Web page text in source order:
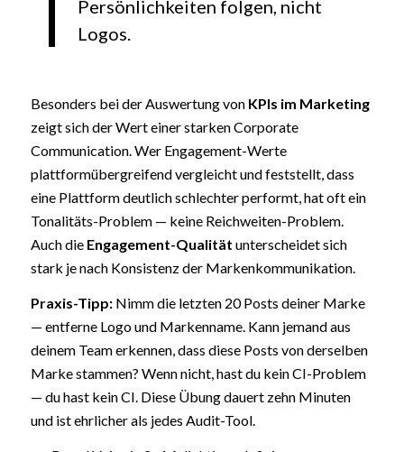
Persönlichkeiten folgen, nicht
Logos.
Besonders bei der Auswertung von KPIs im Marketing
zeigt sich der Wert einer starken Corporate
Communication. Wer Engagement-Werte
plattformübergreifend vergleicht und feststellt, dass
eine Plattform deutlich schlechter performt, hat oft ein
Tonalitäts-Problem — keine Reichweiten-Problem.
Auch die Engagement-Qualität unterscheidet sich
stark je nach Konsistenz der Markenkommunikation.
Praxis-Tipp:Nimm die letzten 20 Posts deiner Marke
— entferne Logo und Markenname. Kann jemand aus
deinem Team erkennen, dass diese Posts von derselben
Marke stammen? Wenn nicht, hast du kein CI-Problem
— du hast kein CI. Diese Übung dauert zehn Minuten
und ist ehrlicher als jedes Audit-Tool.